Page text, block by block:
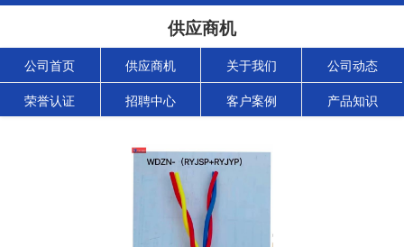
供应商机
公司首页 供应商机 关于我们 公司动态
荣誉认证 招聘中心 客户案例 产品知识